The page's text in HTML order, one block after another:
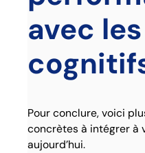
avec
Pour conclure, voici
concrètes à intégrer à
aujourd’hui.